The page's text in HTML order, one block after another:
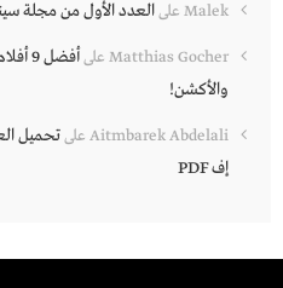
Malek علىالعدد الأول من مجلة
Matthias Gocher على
أفضل
والأكشن!
Aitmbarek Abdelali على
إف PDF